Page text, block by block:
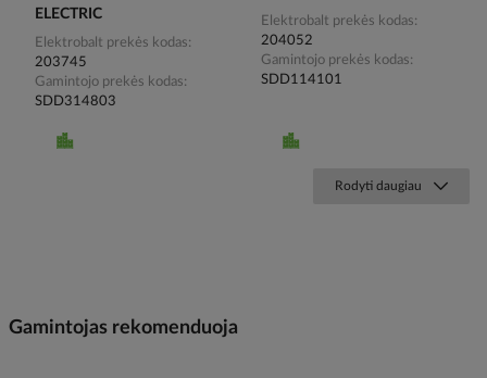
ELECTRIC
Elektrobalt prekės kodas
203745
Gamintojo prekės kodas
SDD314803
Elektrobalt prekės kodas
204052
Gamintojo prekės kodas
SDD114101
Rodyti daugiau
Gamintojas rekomenduoja